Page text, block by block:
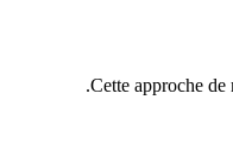
Cette approche de